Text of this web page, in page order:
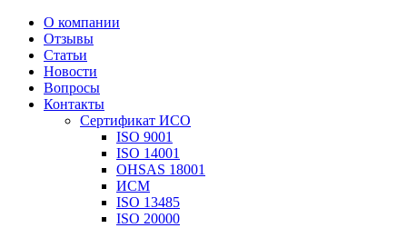
О компании
Отзывы
Статьи
Новости
Вопросы
Контакты
Сертификат ИСО
ISO 9001
ISO 14001
OHSAS 18001
ИСМ
ISO 13485
ISO 20000